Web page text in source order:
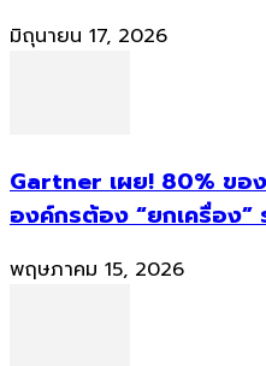
มิถุนายน 17, 2026
Gartner เผย! 80% ขอ
องค์กรต้อง “ยกเครื่อง”
พฤษภาคม 15, 2026